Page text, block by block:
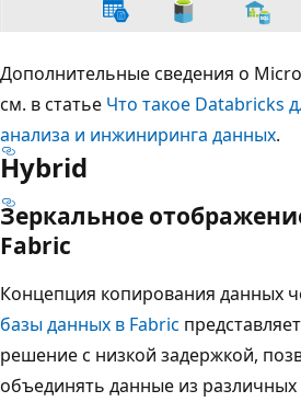
Дополнительные сведения о
см. в статье Что такое Databricks
анализа и инжиниринга данных.
Hybrid
Зеркальное
Fabric
Концепция копирования данных
базы данных в Fabric
решение с низкой задержкой,
объединять данные из